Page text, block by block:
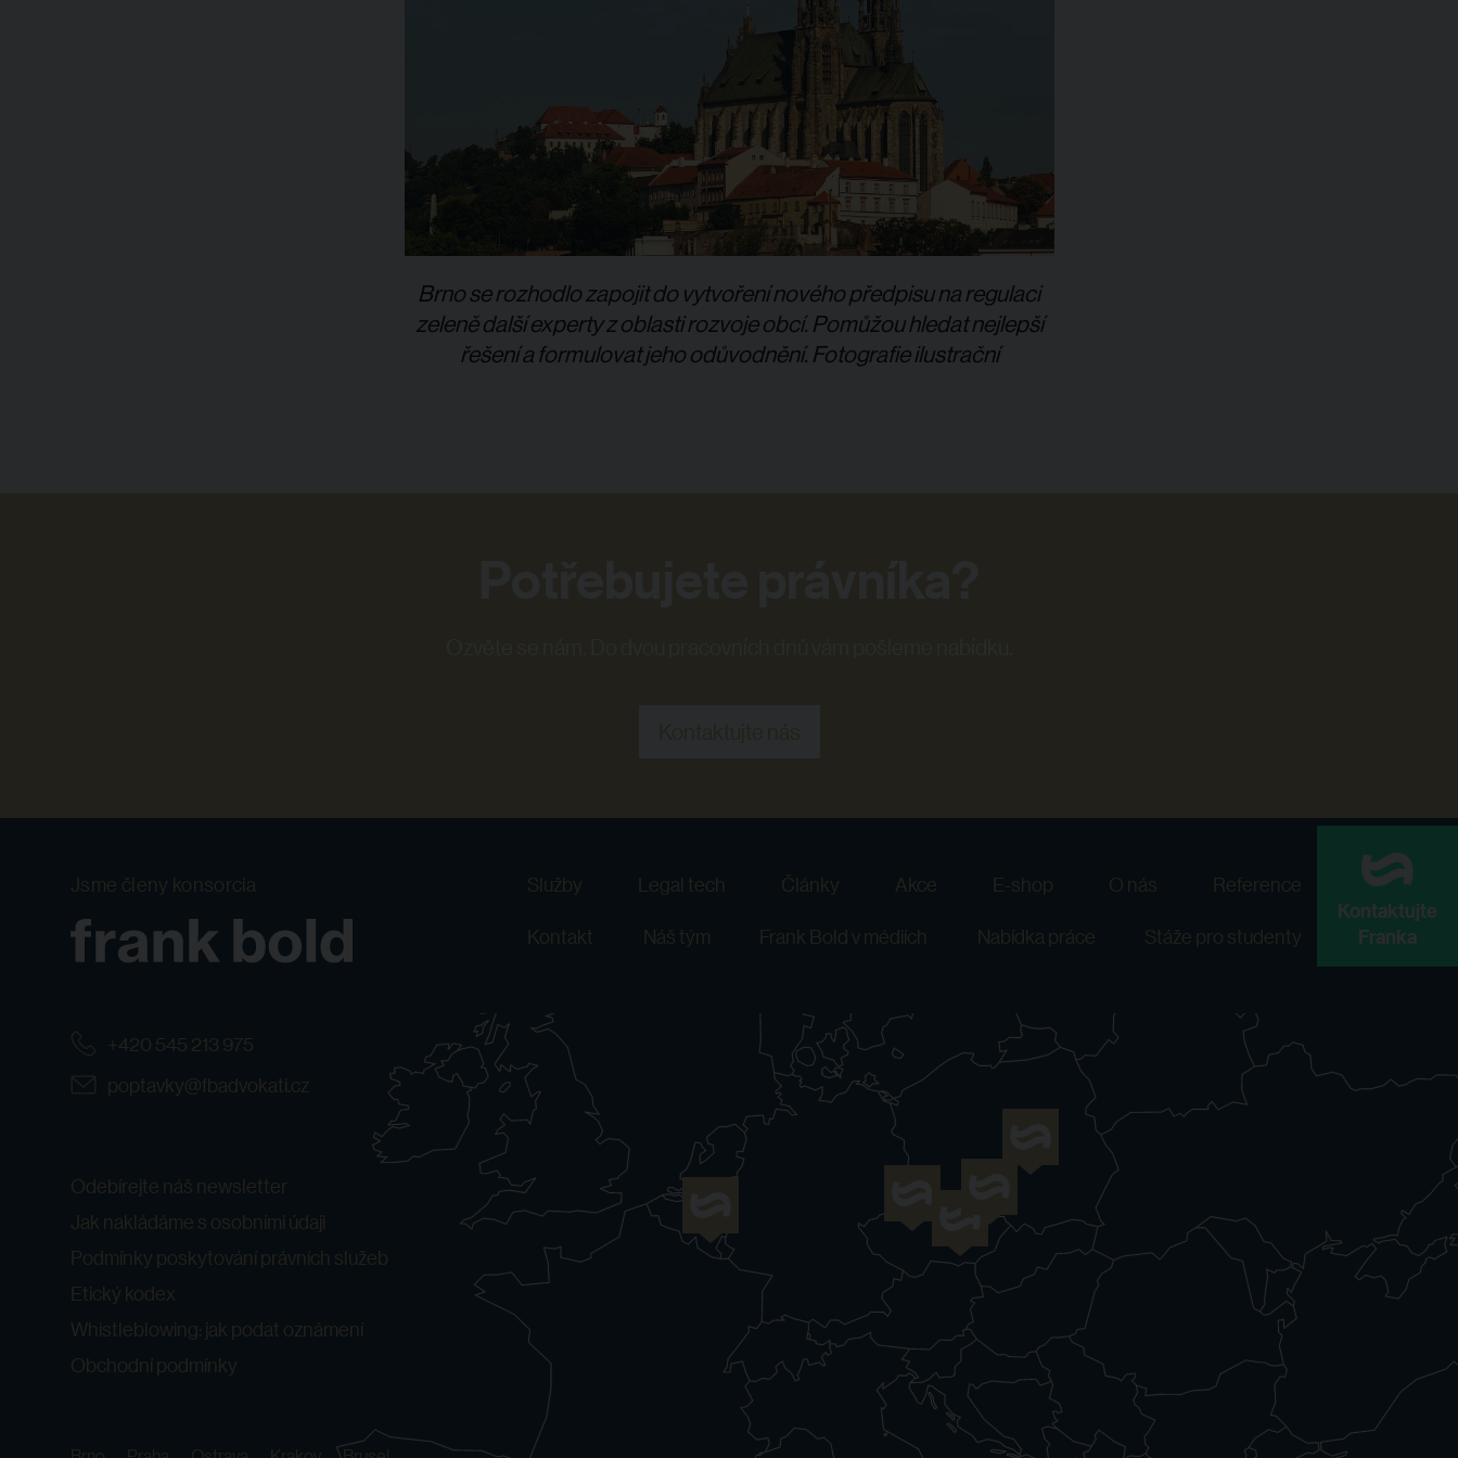
Kontaktujte
Franka
Brno se rozhodlo zapojit do vytvoření nového předpisu na regulaci
zeleně další experty z oblasti rozvoje obcí. Pomůžou hledat nejlepší
řešení a formulovat jeho odůvodnění. Fotografie ilustrační
Jsme členy konsorcia
+420 545 213 975
poptavky@fbadvokati.cz
Odebírejte náš newsletter
Jak nakládáme s osobními údaji
Podmínky poskytování právních služeb
Etický kodex
Whistleblowing: jak podat oznámení
Obchodní podmínky
Služby Legal tech Články Akce E-shop O nás Reference
Kontakt Náš tým Frank Bold v médiích Nabídka práce Stáže pro studenty